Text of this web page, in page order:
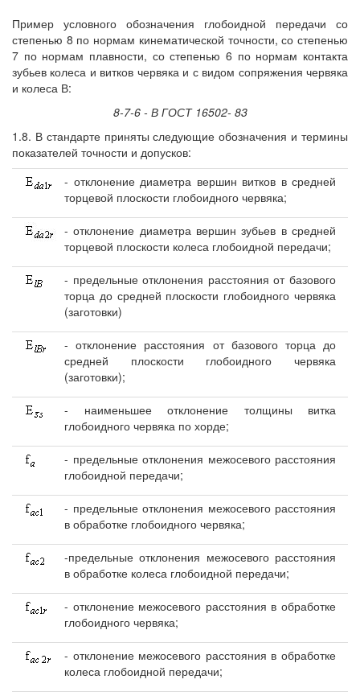
Пример условного обозначения глобоидной передачи со
степенью 8 по нормам кинематической точности, со степенью
7 по нормам плавности, со степенью 6 по нормам контакта
зубьев колеса и витков червяка и с видом сопряжения червяка
и колеса В:
8-7-6 - В ГОСТ 16502- 83
1.8. В стандарте приняты следующие обозначения и термины
показателей точности и допусков:
- отклонение диаметра вершин витков в средней
торцевой плоскости глобоидного червяка;
- отклонение диаметра вершин зубьев в средней
торцевой плоскости колеса глобоидной передачи;
- предельные отклонения расстояния от базового
торца до средней плоскости глобоидного червяка
(заготовки)
- отклонение расстояния от базового торца до
средней плоскости глобоидного червяка
(заготовки);
- наименьшее отклонение толщины витка
глобоидного червяка по хорде;
- предельные отклонения межосевого расстояния
глобоидной передачи;
- предельные отклонения межосевого расстояния
в обработке глобоидного червяка;
-предельные отклонения межосевого расстояния
в обработке колеса глобоидной передачи;
- отклонение межосевого расстояния в обработке
глобоидного червяка;
- отклонение межосевого расстояния в обработке
колеса глобоидной передачи;